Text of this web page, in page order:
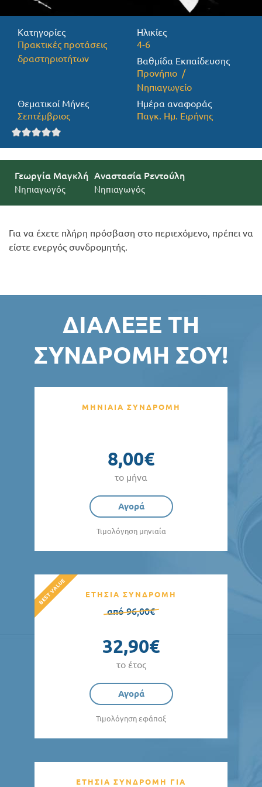
Προσφορές
Κατηγορίες
Πρακτικές προτάσεις
δραστηριοτήτων
Ηλικίες
4-6
Βαθμίδα Εκπαίδευσης
Προνήπιο
Νηπιαγωγείο
Θεματικοί Μήνες
Σεπτέμβριος
Ημέρα αναφοράς
Παγκ. Ημ. Ειρήνης
Γεωργία Μαγκλή
Νηπιαγωγός
Αναστασία Ρεντούλη
Νηπιαγωγός
Για να έχετε πλήρη πρόσβαση στο περιεχόμενο, πρέπει να
είστε ενεργός συνδρομητής.
ΔΙΆΛΕΞΕ ΤΗ
ΣΥΝΔΡΟΜΉ ΣΟΥ!
ΜΗΝΙΑΙΑ ΣΥΝΔΡΟΜΗ
8,00€
το μήνα
Αγορά
Τιμολόγηση μηνιαία
ΕΤΗΣΙΑ ΣΥΝΔΡΟΜΗ
από 96,00€
32,90€
το έτος
Αγορά
Τιμολόγηση εφάπαξ
ΕΤΗΣΙΑ ΣΥΝΔΡΟΜΗ ΓΙΑ